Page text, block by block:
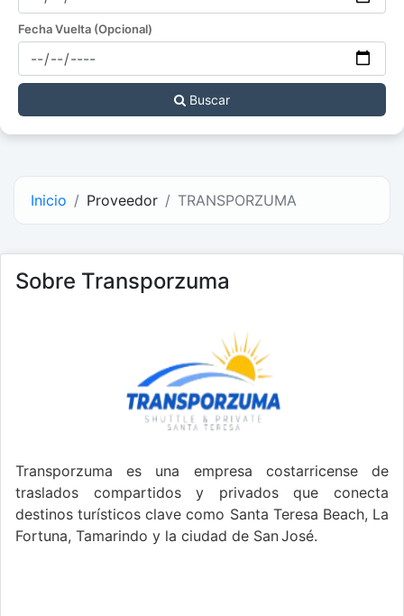
Fecha Vuelta (Opcional)
Buscar
Inicio Proveedor TRANSPORZUMA
Sobre Transporzuma
Transporzuma es una empresa costarricense de
traslados compartidos y privados que conecta
destinos turísticos clave como Santa Teresa Beach, La
Fortuna, Tamarindo y la ciudad de San José.